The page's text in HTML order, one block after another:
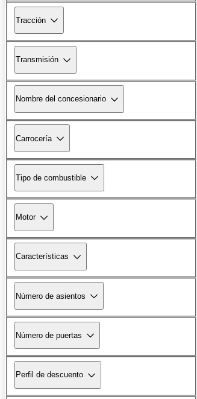
Tracción
Transmisión
Nombre del concesionario
Carrocería
Tipo de combustible
Motor
Características
Número de asientos
Número de puertas
Perfil de descuento